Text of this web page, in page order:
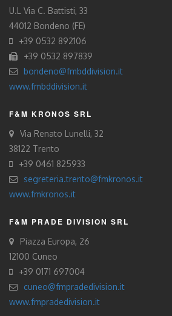
U.L Via C. Battisti, 33
44012 Bondeno (FE)
+39 0532 892106
+39 0532 897839
bondeno@fmbddivision.it
www.fmbddivision.it
F&M KRONOS SRL
Via Renato Lunelli, 32
38122 Trento
+39 0461 825933
segreteria.trento@fmkronos.it
www.fmkronos.it
F&M PRADE DIVISION SRL
Piazza Europa, 26
12100 Cuneo
+39 0171 697004
cuneo@fmpradedivision.it
www.fmpradedivision.it